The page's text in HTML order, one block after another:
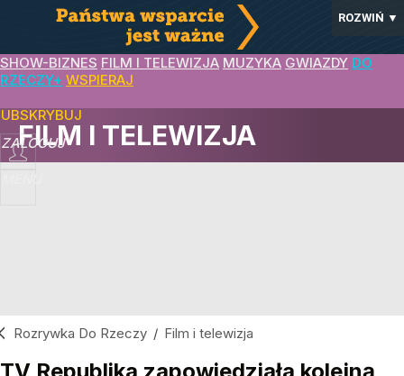
ROZWIŃ ▼
SHOW-BIZNES FILM I TELEWIZJA MUZYKA GWIAZDY DO
RZECZY+ WSPIERAJ
ZALOGUJ
FILM I TELEWIZJA
Rozrywka Do Rzeczy / Film i telewizja